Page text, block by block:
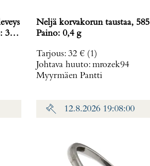
38,2
Neljä korvakorun taustaa,
Paino: 0,4 g
Tarjous: 32 € (1)
Johtava huuto: mrozek94
Myyrmäen Pantti
12.8.2026 19:08:00